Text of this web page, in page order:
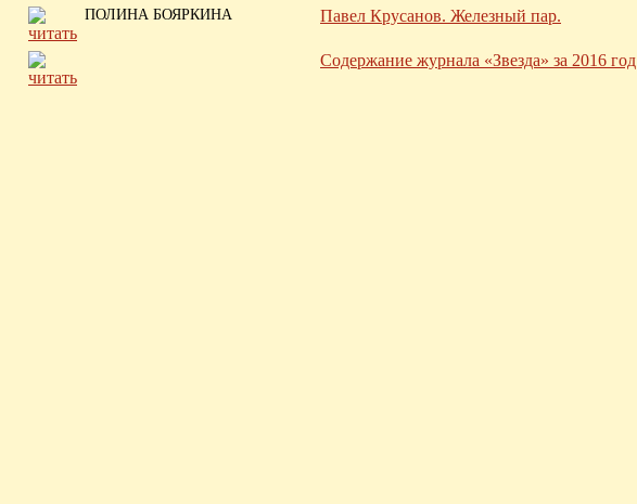
ПОЛИНА БОЯРКИНА Павел Крусанов. Железный пар.
Содержание журнала «Звезда» за 2016 год